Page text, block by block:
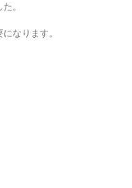
。
なります。